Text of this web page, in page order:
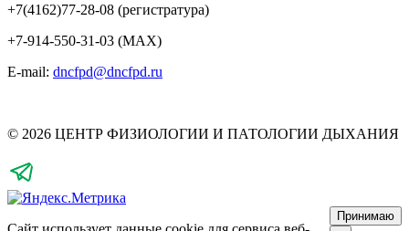
+7(4162)77-28-08 (регистратура)
+7-914-550-31-03 (MAX)
E-mail: dncfpd@dncfpd.ru
© 2026 ЦЕНТР ФИЗИОЛОГИИ И ПАТОЛОГИИ ДЫХАНИЯ
Принимаю